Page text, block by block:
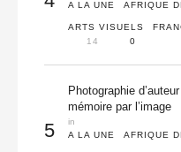
A LA UNE
AFRIQUE
ARTS VISUELS
14
0
5
Photographie
mémoire par l’image
in
A LA UNE
AFRIQUE